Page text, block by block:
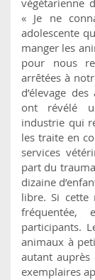
végétarienne
« Je ne
adolescente
manger les
pour nous
arrêtées à
d’élevage
ont révélé
industrie qui
les traite en
services
part du
dizaine
libre. Si cette
fréquentée,
participants.
animaux à
autant
exemplaires